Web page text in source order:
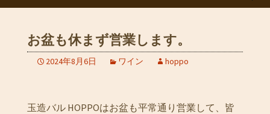
お盆も休まず営業します。
2024年8月6日 ワイン hoppo
玉造バル HOPPOはお盆も平常通り営業して、皆